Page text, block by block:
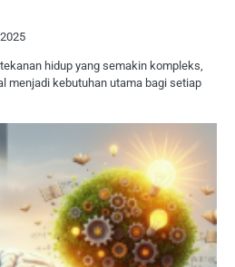
hidup yang semakin kompleks,
menjadi kebutuhan utama bagi setiap